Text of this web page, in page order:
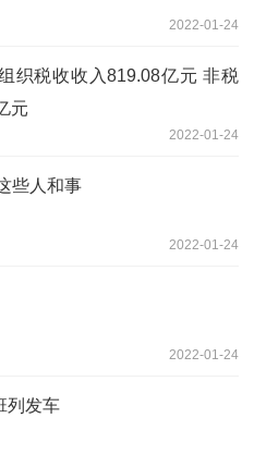
2022-01-24
织税收收入819.08亿元 非税
元
2022-01-24
些人和事
2022-01-24
2022-01-24
列发车